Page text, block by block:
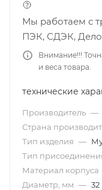
Мы работаем с
ПЭК, СДЭК,
Внимание!!!
и веса товара.
технические
Производитель —
Страна
Тип изделия —
Тип
Материал корпуса
Диаметр, мм — 32